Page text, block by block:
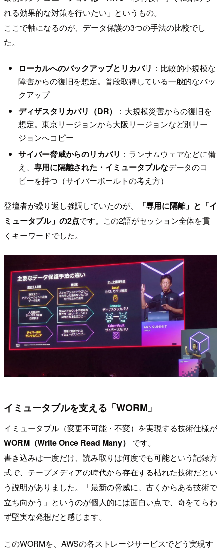
れる効果的な対策を行いたい」というもの。
ここで軸になるのが、データ保護の3つの手法の比較でし
た。
ローカルへのバックアップとリカバリ ：比較的小規模な
障害からの復旧を想定。普段取得している一般的なバッ
クアップ
ディザスタリカバリ（DR）
：大規模災害からの復旧を
想定。東京リージョンから大阪リージョンなど別リー
ジョンへコピー
サイバー脅威からのリカバリ ：ランサムウェアなどに備
え、 専用に隔離された・イミュータブルなデータのコ
ピーを持つ（サイバーボールトの考え方）
登壇者が繰り返し強調していたのが、
「専用に隔離」と「イ
ミュータブル」の2点です。この2語がセッション全体を貫
くキーワードでした。
イミュータブルを支える「WORM」
イミュータブル（変更不可能・不変）を実現する技術仕様が
WORM（Write Once Read Many）
です。
書き込みは一度だけ、読み取りは何度でも可能という記録方
式で、テープメディアの時代から存在する枯れた技術だとい
う説明がありました。「最新の脅威に、古くからある技術で
立ち向かう」というのが個人的には面白い点で、奇をてらわ
ず堅実な発想だと感じます。
このWORMを、AWSの各ストレージサービスでどう実現す